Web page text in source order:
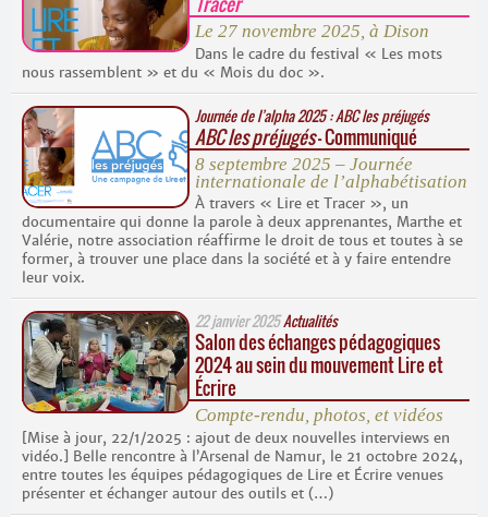
Le 27 novembre 2025, à Dison
Dans le cadre du festival « Les mots
nous rassemblent » et du « Mois du doc ».
Journée de l’alpha 2025 :ABC les préjugés
ABC les préjugés– Communiqué
8 septembre 2025 – Journée
internationale de l’alphabétisation
À travers « Lire et Tracer », un
documentaire qui donne la parole à deux apprenantes, Marthe et
Valérie, notre association réaffirme le droit de tous et toutes à se
former, à trouver une place dans la société et à y faire entendre
leur voix.
22 janvier 2025Actualités
Salon des échanges pédagogiques
2024 au sein du mouvement Lire et
Écrire
Compte-rendu, photos, et vidéos
[Mise à jour, 22/1/2025 : ajout de deux nouvelles interviews en
vidéo.] Belle rencontre à l’Arsenal de Namur, le 21 octobre 2024,
entre toutes les équipes pédagogiques de Lire et Écrire venues
présenter et échanger autour des outils et (…)